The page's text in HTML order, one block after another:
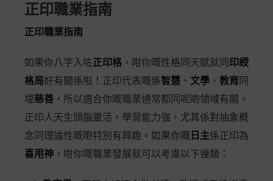
正印職業指南
正印職業指南
如果你八字入咗正印格 ，咁你嘅性格同天賦就同 印綬
格局好有關係啦！正印代表嘅係智慧 、 文學 、 教育 同
埋慈善 ，所以適合你嘅職業通常都同呢啲領域有關。
正印人天生頭腦靈活，學習能力強，尤其係對抽象概
念同理論性嘅嘢特別有興趣。如果你嘅 日主係正印為
喜用神 ，咁你嘅職業發展就可以考慮以下幾類：